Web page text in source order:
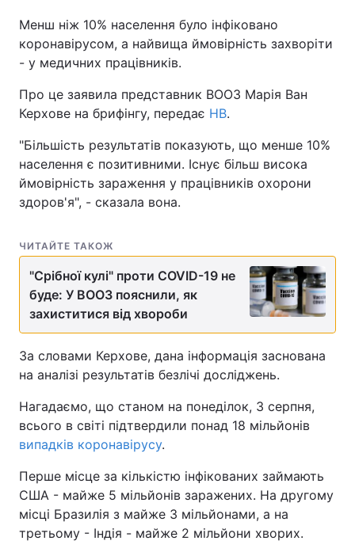
Менш ніж 10% населення було інфіковано
коронавірусом, а найвища ймовірність захворіти
- у медичних працівників.
Про це заявила представник ВООЗ Марія Ван
Керхове на брифінгу, передає НВ.
"Більшість результатів показують, що менше 10%
населення є позитивними. Існує більш висока
ймовірність зараження у працівників охорони
здоров'я", - сказала вона.
ЧИТАЙТЕ ТАКОЖ
"Срібної кулі" проти COVID-19 не
буде: У ВООЗ пояснили, як
захиститися від хвороби
За словами Керхове, дана інформація заснована
на аналізі результатів безлічі досліджень.
Нагадаємо, що станом на понеділок, 3 серпня,
всього в світі підтвердили понад 18 мільйонів
випадків коронавірусу.
Перше місце за кількістю інфікованих займають
США - майже 5 мільйонів заражених. На другому
місці Бразилія з майже 3 мільйонами, а на
третьому - Індія - майже 2 мільйони хворих.